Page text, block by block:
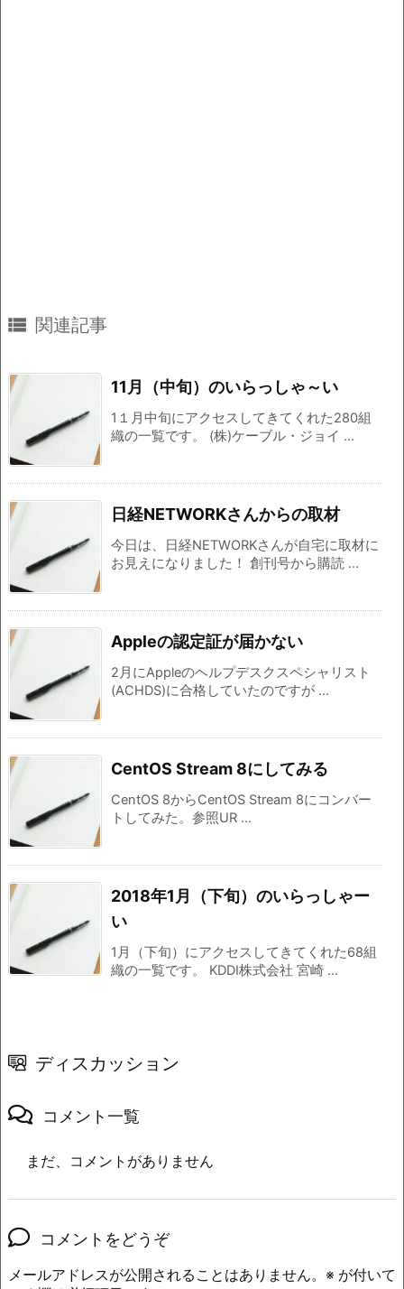
 関連記事
11月（中旬）のいらっしゃ～い
1１月中旬にアクセスしてきてくれた280組
織の一覧です。 (株)ケーブル・ジョイ ...
日経NETWORKさんからの取材
今日は、日経NETWORKさんが自宅に取材に
お見えになりました！ 創刊号から購読 ...
Appleの認定証が届かない
2月にAppleのヘルプデスクスペシャリスト
(ACHDS)に合格していたのですが ...
CentOS Stream 8にしてみる
CentOS 8からCentOS Stream 8にコンバー
トしてみた。参照UR ...
2018年1月（下旬）のいらっしゃー
い
1月（下旬）にアクセスしてきてくれた68組
織の一覧です。 KDDI株式会社 宮崎 ...
ディスカッション
コメント一覧
まだ、コメントがありません
コメントをどうぞ
メールアドレスが公開されることはありません。 ※ が付いて